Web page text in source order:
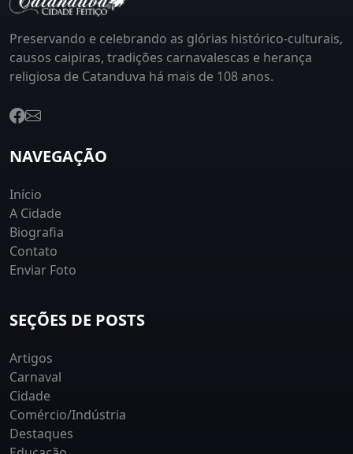
Preservando e celebrando as glórias histórico-culturais,
causos caipiras, tradições carnavalescas e herança
religiosa de Catanduva há mais de 108 anos.
NAVEGAÇÃO
Início
A Cidade
Biografia
Contato
Enviar Foto
SEÇÕES DE POSTS
Artigos
Carnaval
Cidade
Comércio/Indústria
Destaques